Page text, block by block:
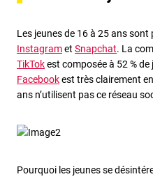
Les jeunes de 16 à 25 ans
Instagramet Snapchat. La
TikTokest composée à 52 %
Facebookest très clairement
ans n’utilisent pas ce réseau
Pourquoi les jeunes se